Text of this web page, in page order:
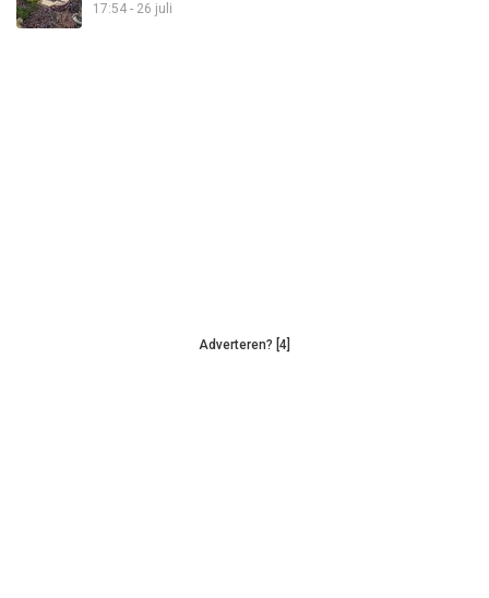
17:54 - 26 juli
Adverteren? [4]